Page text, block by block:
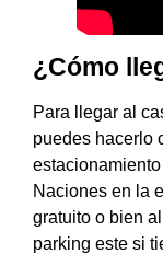
¿Cómo
Para llegar al
puedes hacerlo
Naciones en la
gratuito o bien
parking este si